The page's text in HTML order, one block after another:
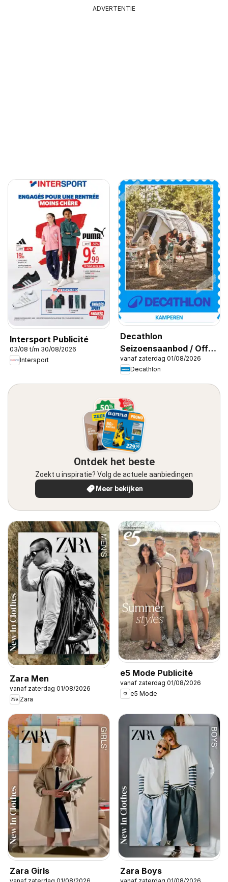
ADVERTENTIE
Intersport Publicité
03/08 t/m 30/08/2026
Intersport
Decathlon
Seizoensaanbod / Offre
saisonnière
vanaf zaterdag 01/08/2026
Decathlon
Ontdek het beste
Zoekt u inspiratie? Volg de actuele aanbiedingen
Meer bekijken
Zara Men
vanaf zaterdag 01/08/2026
Zara
e5 Mode Publicité
vanaf zaterdag 01/08/2026
e5 Mode
Zara Girls Zara Boys